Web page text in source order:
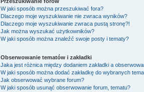
W jaki sposób można przeszukiwać fora?
Dlaczego moje wyszukiwanie nie zwraca wyników?
Dlaczego moje wyszukiwanie zwraca pustą stronę?!
Jak można wyszukać użytkowników?
W jaki sposób można znaleźć swoje posty i tematy?
Obserwowanie tematów i zakładki
Jaka jest różnica między dodaniem zakładki a
W jaki sposób można dodać zakładkę do wybranych
Jak obserwować wybrane forum?
W jaki sposób usunąć obserwowanie forum, tematu?